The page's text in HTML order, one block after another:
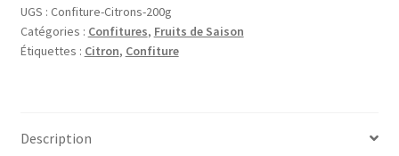
Citron,
200g
UGS : Confiture-Citrons-200g
Catégories : Confitures, Fruits de Saison
Étiquettes : Citron, Confiture
Description